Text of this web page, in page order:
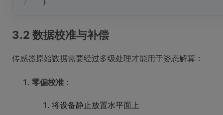
7
}
3.2 数据校准与补偿
传感器原始数据需要经过多级处理才能用于姿态解算：
零偏校准 ：
将设备静止放置水平面上